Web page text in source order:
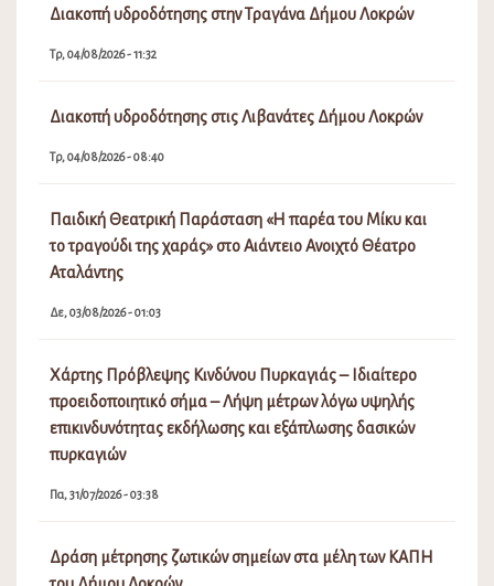
Διακοπή υδροδότησης στην Τραγάνα Δήμου Λοκρών
Τρ, 04/08/2026 - 11:32
Διακοπή υδροδότησης στις Λιβανάτες Δήμου Λοκρών
Τρ, 04/08/2026 - 08:40
Παιδική Θεατρική Παράσταση «Η παρέα του Μίκυ και
το τραγούδι της χαράς» στο Αιάντειο Ανοιχτό Θέατρο
Αταλάντης
Δε, 03/08/2026 - 01:03
Χάρτης Πρόβλεψης Κινδύνου Πυρκαγιάς – Ιδιαίτερο
προειδοποιητικό σήμα – Λήψη μέτρων λόγω υψηλής
επικινδυνότητας εκδήλωσης και εξάπλωσης δασικών
πυρκαγιών
Πα, 31/07/2026 - 03:38
Δράση μέτρησης ζωτικών σημείων στα μέλη των ΚΑΠΗ